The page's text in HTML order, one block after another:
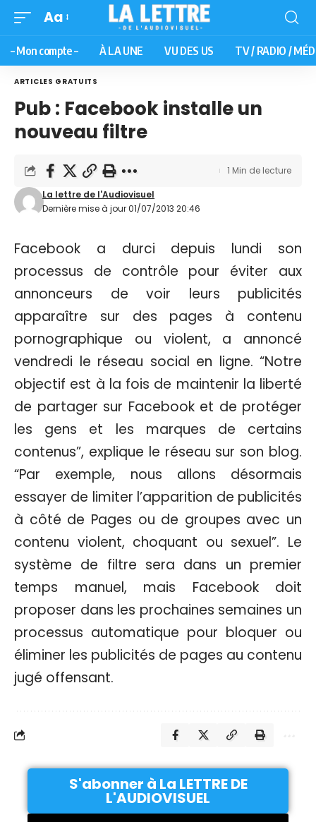
Aa
– Mon compte – À LA UNE VU DES US TV / RADIO /
ARTICLES GRATUITS
Pub : Facebook installe un
nouveau filtre
Dernière mise à jour 01/07/2013 20:46
La lettre de l'Audiovisuel
1 Min de lecture
Facebook a durci depuis lundi son
processus de contrôle pour éviter aux
annonceurs de voir leurs publicités
apparaître sur des pages à contenu
pornographique ou violent, a annoncé
vendredi le réseau social en ligne. “Notre
objectif est à la fois de maintenir la liberté
de partager sur Facebook et de protéger
les gens et les marques de certains
contenus”, explique le réseau sur son blog.
“Par exemple, nous allons désormais
essayer de limiter l’apparition de publicités
à côté de Pages ou de groupes avec un
contenu violent, choquant ou sexuel”. Le
système de filtre sera dans un premier
temps manuel, mais Facebook doit
proposer dans les prochaines semaines un
processus automatique pour bloquer ou
éliminer les publicités de pages au contenu
jugé offensant.
S'abonner à La LETTRE DE
L'AUDIOVISUEL